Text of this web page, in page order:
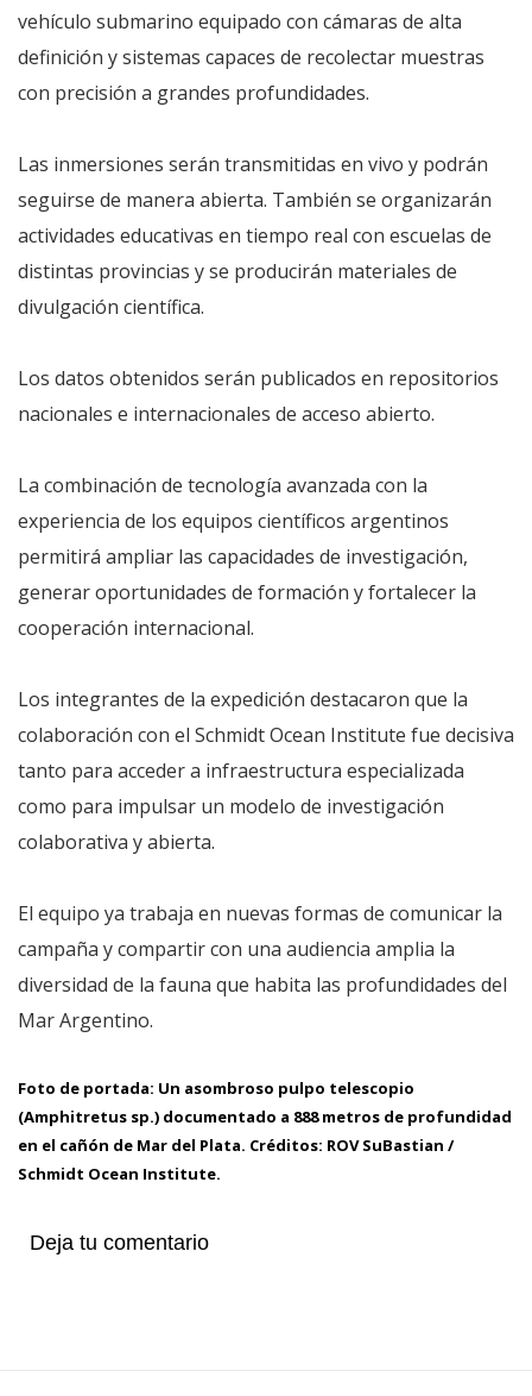
vehículo submarino equipado con cámaras de alta
definición y sistemas capaces de recolectar muestras
con precisión a grandes profundidades.
Las inmersiones serán transmitidas en vivo y podrán
seguirse de manera abierta. También se organizarán
actividades educativas en tiempo real con escuelas de
distintas provincias y se producirán materiales de
divulgación científica.
Los datos obtenidos serán publicados en repositorios
nacionales e internacionales de acceso abierto.
La combinación de tecnología avanzada con la
experiencia de los equipos científicos argentinos
permitirá ampliar las capacidades de investigación,
generar oportunidades de formación y fortalecer la
cooperación internacional.
Los integrantes de la expedición destacaron que la
colaboración con el Schmidt Ocean Institute fue decisiva
tanto para acceder a infraestructura especializada
como para impulsar un modelo de investigación
colaborativa y abierta.
El equipo ya trabaja en nuevas formas de comunicar la
campaña y compartir con una audiencia amplia la
diversidad de la fauna que habita las profundidades del
Mar Argentino.
Foto de portada: Un asombroso pulpo telescopio
(Amphitretus sp.) documentado a 888 metros de profundidad
en el cañón de Mar del Plata. Créditos: ROV SuBastian /
Schmidt Ocean Institute.
Deja tu comentario